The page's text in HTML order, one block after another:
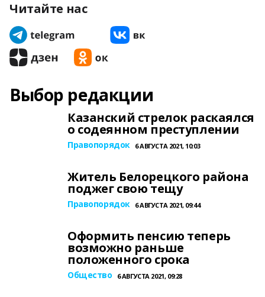
Читайте нас
Выбор редакции
Казанский стрелок раскаялся
о содеянном преступлении
Правопорядок 6 АВГУСТА 2021, 10:03
Житель Белорецкого района
поджег свою тещу
Правопорядок 6 АВГУСТА 2021, 09:44
Оформить пенсию теперь
возможно раньше
положенного срока
Общество 6 АВГУСТА 2021, 09:28